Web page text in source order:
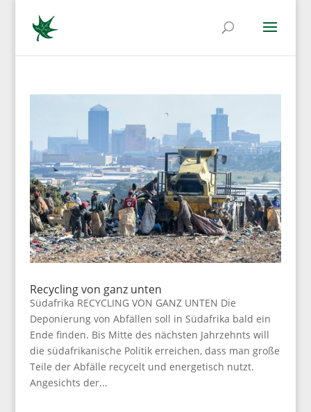
Recycling von ganz unten
Südafrika RECYCLING VON GANZ UNTEN Die
Deponierung von Abfällen soll in Südafrika bald ein
Ende finden. Bis Mitte des nächsten Jahrzehnts will
die südafrikanische Politik erreichen, dass man große
Teile der Abfälle recycelt und energetisch nutzt.
Angesichts der...